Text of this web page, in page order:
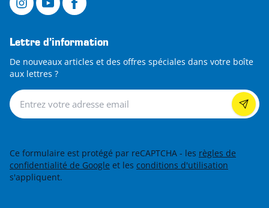
Lettre d’information
De nouveaux articles et des offres spéciales dans votre boîte
aux lettres ?
Lettre d’information
Ce formulaire est protégé par reCAPTCHA - les règles de
confidentialité de Google et les conditions d'utilisation
s'appliquent.